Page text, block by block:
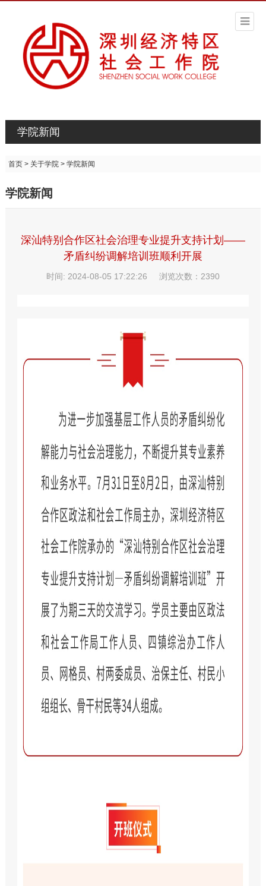
学院新闻
首页> 关于学院> 学院新闻
学院新闻
深汕特别合作区社会治理专业提升支持计划——
矛盾纠纷调解培训班顺利开展
时间: 2024-08-05 17:22:26 浏览次数：2390